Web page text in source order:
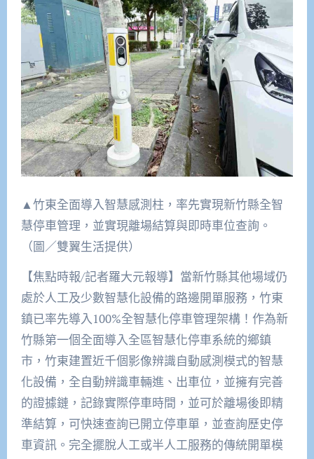
▲竹東全面導入智慧感測柱，率先實現新竹縣全智
慧停車管理，並實現離場結算與即時車位查詢。
（圖／雙翼生活提供）
【焦點時報/記者羅大元報導】當新竹縣其他場域仍
處於人工及少數智慧化設備的路邊開單服務，竹東
鎮已率先導入100%全智慧化停車管理架構！作為新
竹縣第一個全面導入全區智慧化停車系統的鄉鎮
市，竹東建置近千個影像辨識自動感測模式的智慧
化設備，全自動辨識車輛進、出車位，並擁有完善
的證據鏈，記錄實際停車時間，並可於離場後即精
準結算，可快速查詢已開立停車單，並查詢歷史停
車資訊。完全擺脫人工或半人工服務的傳統開單模